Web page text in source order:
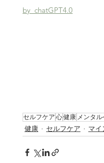
by  chatGPT4.0
セルフケア 心健康 メンタ
健康 セルフケア マ